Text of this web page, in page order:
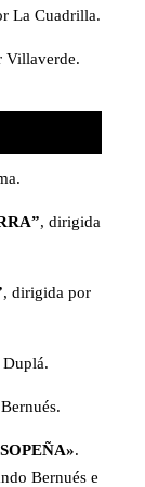
La Cuadrilla.
Villaverde.
, dirigida
, dirigida por
.
Bernués e